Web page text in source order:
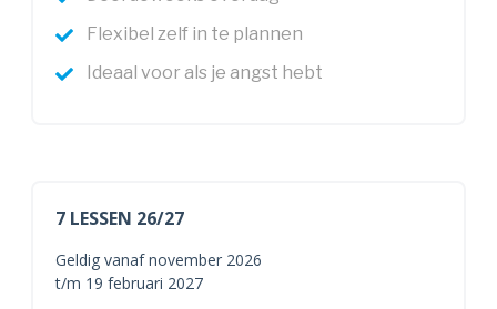
Flexibel zelf in te plannen
Ideaal voor als je angst hebt
7 LESSEN 26/27
Geldig vanaf november 2026
t/m 19 februari 2027